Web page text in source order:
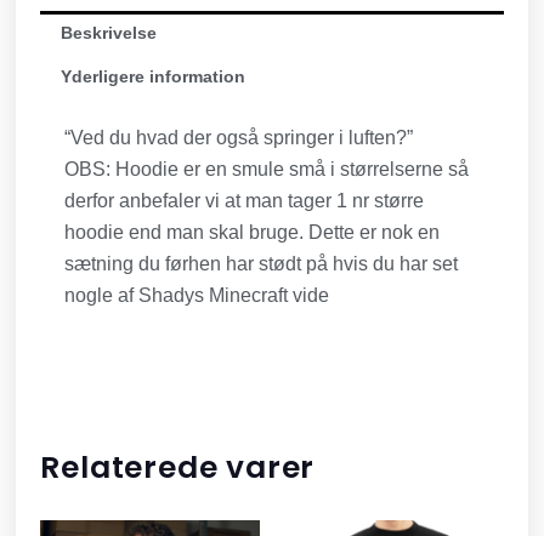
Beskrivelse
Yderligere information
“Ved du hvad der også springer i luften?”
OBS: Hoodie er en smule små i størrelserne så
derfor anbefaler vi at man tager 1 nr større
hoodie end man skal bruge. Dette er nok en
sætning du førhen har stødt på hvis du har set
nogle af Shadys Minecraft vide
Relaterede varer